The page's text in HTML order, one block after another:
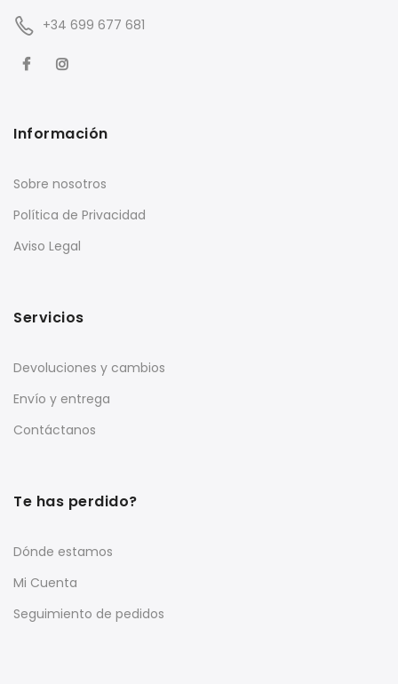
+34 699 677 681
Información
Sobre nosotros
Política de Privacidad
Aviso Legal
Servicios
Devoluciones y cambios
Envío y entrega
Contáctanos
Te has perdido?
Dónde estamos
Mi Cuenta
Seguimiento de pedidos